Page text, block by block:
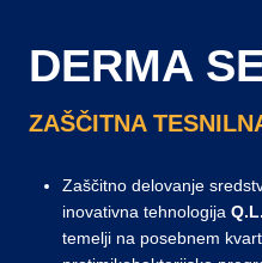
DERMA
ZAŠČITNA
Zaščitno delovanje
inovativna tehnologija
temelji na posebnem